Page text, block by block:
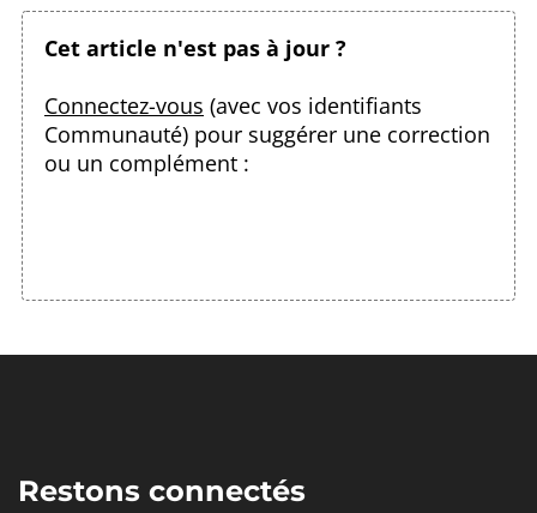
Cet article n'est pas à jour ?
Connectez-vous (avec vos identifiants
Communauté) pour suggérer une correction
ou un complément :
Restons connectés